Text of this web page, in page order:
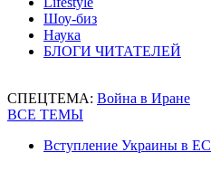
Шоу-биз
Наука
БЛОГИ ЧИТАТЕЛЕЙ
СПЕЦТЕМА: Война в Иране
ВСЕ ТЕМЫ
Вступление Украины в ЕС